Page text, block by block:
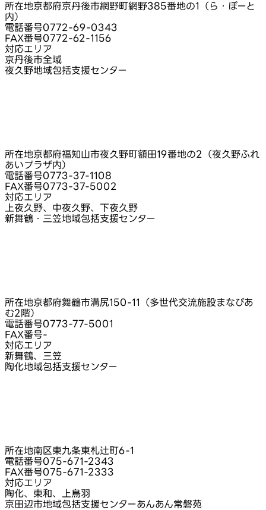
所在地京都府京丹後市網野町網野385番地の1（ら・ぽーと
内）
電話番号0772-69-0343
FAX番号0772-62-1156
対応エリア
京丹後市全域
夜久野地域包括支援センター
所在地京都府福知山市夜久野町額田19番地の2（夜久野ふれ
あいプラザ内）
電話番号0773-37-1108
FAX番号0773-37-5002
対応エリア
上夜久野、中夜久野、下夜久野
新舞鶴・三笠地域包括支援センター
所在地京都府舞鶴市溝尻150-11（多世代交流施設まなびあ
む2階）
電話番号0773-77-5001
FAX番号-
対応エリア
新舞鶴、三笠
陶化地域包括支援センター
所在地南区東九条東札辻町6-1
電話番号075-671-2343
FAX番号075-671-2333
対応エリア
陶化、東和、上鳥羽
京田辺市地域包括支援センターあんあん常磐苑